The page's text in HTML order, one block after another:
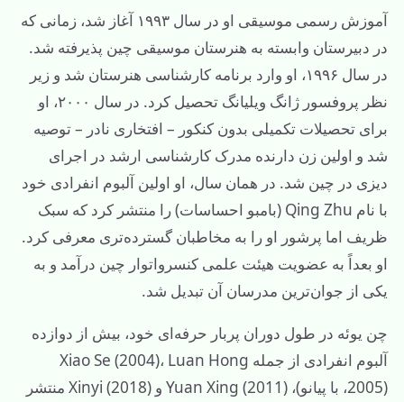
آموزش رسمی موسیقی او در سال ۱۹۹۳ آغاز شد، زمانی که
در دبیرستان وابسته به هنرستان موسیقی چین پذیرفته شد.
در سال ۱۹۹۶، او وارد برنامه کارشناسی هنرستان شد و زیر
نظر پروفسور ژانگ ویلیانگ تحصیل کرد. در سال ۲۰۰۰، او
برای تحصیلات تکمیلی بدون کنکور – افتخاری نادر – توصیه
شد و اولین زن دارنده مدرک کارشناسی ارشد در اجرای
دیزی در چین شد. در همان سال، او اولین آلبوم انفرادی خود
با نام Qing Zhu (بامبو احساسات) را منتشر کرد که سبک
ظریف اما پرشور او را به مخاطبان گسترده‌تری معرفی کرد.
او بعداً به عضویت هیئت علمی کنسرواتوار چین درآمد و به
یکی از جوان‌ترین مدرسان آن تبدیل شد.
چن یوئه در طول دوران پربار حرفه‌ای خود، بیش از دوازده
آلبوم انفرادی از جمله Xiao Se (2004)، Luan Hong
(2005، با پیانو)، Yuan Xing (2011) و Xinyi (2018) منتشر